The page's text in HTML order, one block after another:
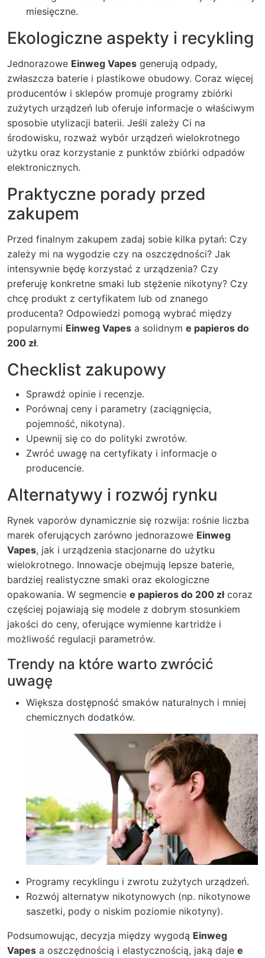
miesięczne.
Ekologiczne aspekty i recykling
Jednorazowe Einweg Vapes generują odpady,
zwłaszcza baterie i plastikowe obudowy. Coraz więcej
producentów i sklepów promuje programy zbiórki
zużytych urządzeń lub oferuje informacje o właściwym
sposobie utylizacji baterii. Jeśli zależy Ci na
środowisku, rozważ wybór urządzeń wielokrotnego
użytku oraz korzystanie z punktów zbiórki odpadów
elektronicznych.
Praktyczne porady przed
zakupem
Przed finalnym zakupem zadaj sobie kilka pytań: Czy
zależy mi na wygodzie czy na oszczędności? Jak
intensywnie będę korzystać z urządzenia? Czy
preferuję konkretne smaki lub stężenie nikotyny? Czy
chcę produkt z certyfikatem lub od znanego
producenta? Odpowiedzi pomogą wybrać między
popularnymi Einweg Vapes a solidnym e papieros do
200 zł.
Checklist zakupowy
Sprawdź opinie i recenzje.
Porównaj ceny i parametry (zaciągnięcia,
pojemność, nikotyna).
Upewnij się co do polityki zwrotów.
Zwróć uwagę na certyfikaty i informacje o
producencie.
Alternatywy i rozwój rynku
Rynek vaporów dynamicznie się rozwija: rośnie liczba
marek oferujących zarówno jednorazowe Einweg
Vapes, jak i urządzenia stacjonarne do użytku
wielokrotnego. Innowacje obejmują lepsze baterie,
bardziej realistyczne smaki oraz ekologiczne
opakowania. W segmencie e papieros do 200 złcoraz
częściej pojawiają się modele z dobrym stosunkiem
jakości do ceny, oferujące wymienne kartridże i
możliwość regulacji parametrów.
Trendy na które warto zwrócić
uwagę
Większa dostępność smaków naturalnych i mniej
chemicznych dodatków.
Programy recyklingu i zwrotu zużytych urządzeń.
Rozwój alternatyw nikotynowych (np. nikotynowe
saszetki, pody o niskim poziomie nikotyny).
Podsumowując, decyzja między wygodą Einweg
Vapes a oszczędnością i elastycznością, jaką daje e